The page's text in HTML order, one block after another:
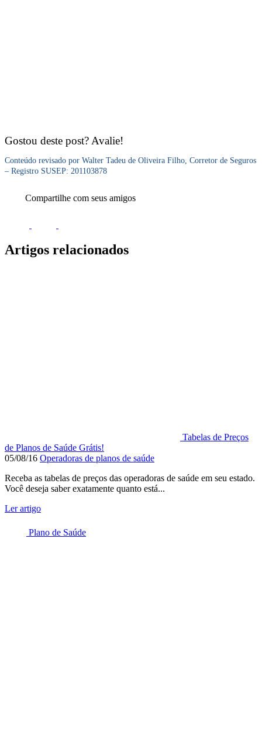
Gostou deste post? Avalie!
Conteúdo revisado por Walter Tadeu de Oliveira Filho, Corretor de Seguros
– Registro SUSEP: 201103878
Compartilhe com seus amigos
Artigos relacionados
Tabelas de Preços
de Planos de Saúde Grátis!
05/08/16 Operadoras de planos de saúde
Receba as tabelas de preços das operadoras de saúde em seu estado.
Você deseja saber exatamente quanto está...
Ler artigo
Plano de Saúde